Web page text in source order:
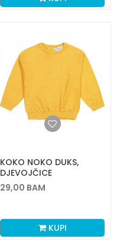
KOKO NOKO DUKS,
DJEVOJČICE
29,00 BAM
KUPI